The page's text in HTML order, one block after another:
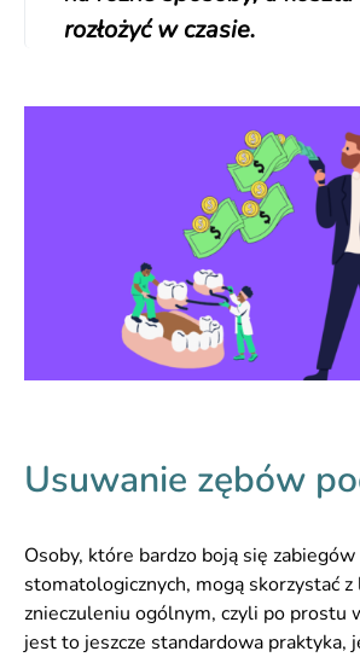
rozłożyć w czasie.
Usuwanie zębów
Osoby, które bardzo boją się zabiegów
stomatologicznych, mogą skorzystać z
znieczuleniu ogólnym, czyli po prostu
jest to jeszcze standardowa praktyka,